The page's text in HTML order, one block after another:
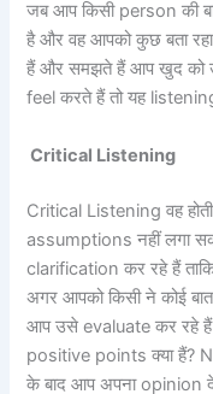
जब आप किसी person की
है और वह आपको कुछ बता
हैं और समझते हैं आप खुद को
feel करते हैं तो यह
Critical Listening
Critical Listening वह
assumptions नहीं लगा
clarification कर रहे हैं
अगर आपको किसी ने कोई
आप उसे evaluate कर रहे हैं
positive points क्या हैं?
के बाद आप अपना opinion